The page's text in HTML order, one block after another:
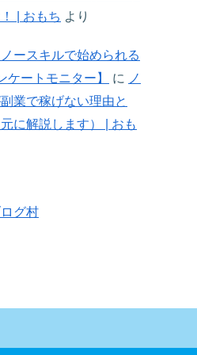
| おもち より
ノースキルで始められる
ケートモニター】
に ノ
業で稼げない理由と
に解説します） | おも
グ村